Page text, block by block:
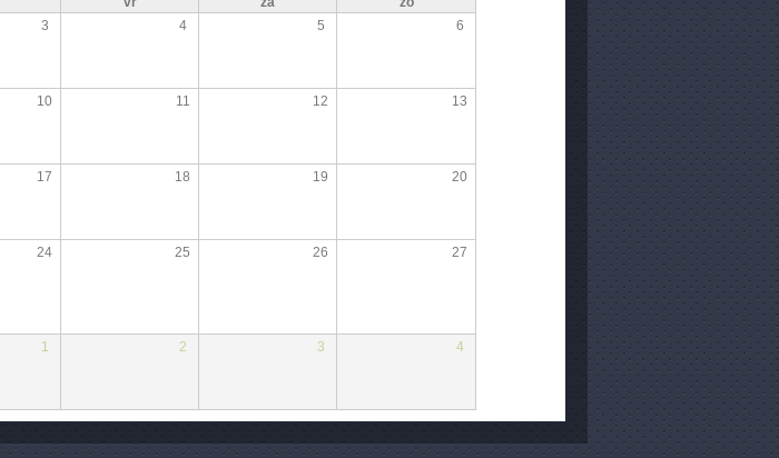
3 4 5 6
10 11 12 13
17 18 19 20
24 25 26 27
1 2 3 4